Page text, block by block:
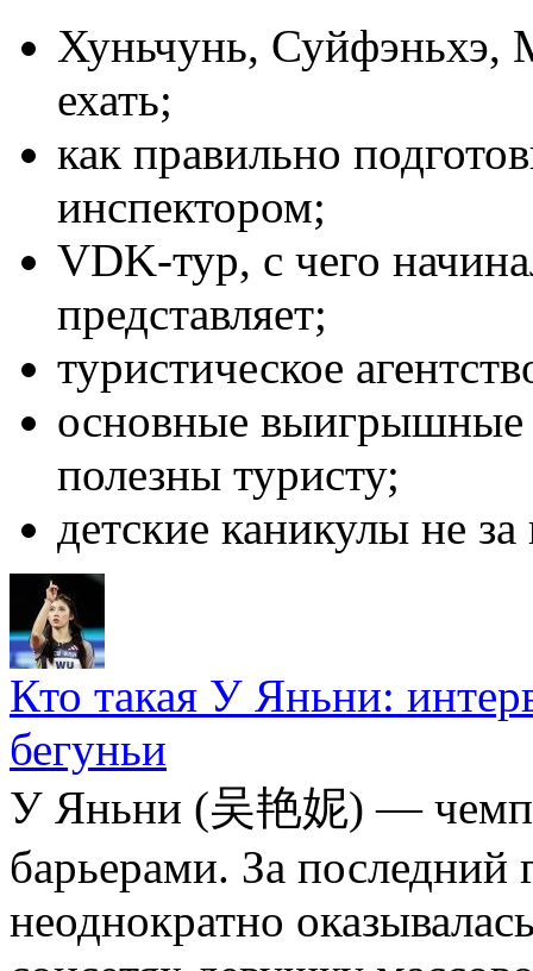
Хуньчунь, Суйфэньхэ,
ехать;
как правильно
инспектором;
VDK-тур, с чего
представляет;
туристическое
основные
полезны туристу;
детские каникулы не
Кто такая У Яньни:
бегуньи
У Яньни (吴艳妮) —
барьерами. За последний
неоднократно